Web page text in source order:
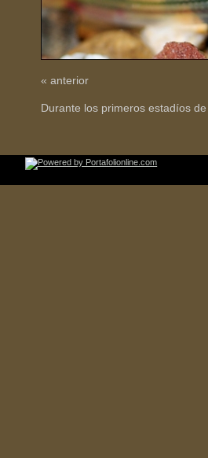
« anterior
Durante los primeros estadíos